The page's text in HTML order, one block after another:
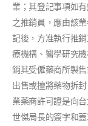
業；其登記事項如
之推銷員，應由該
記後，方准執行推
療機構、醫學研究
銷其受僱藥商所製
出售或擅將藥物拆
業藥商許可證是向
世傑局長的簽字和